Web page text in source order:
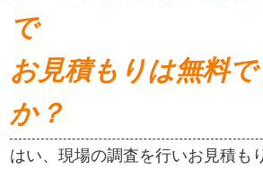
で
お見積もりは無料で
か？
はい、現場の調査を行いお見積も